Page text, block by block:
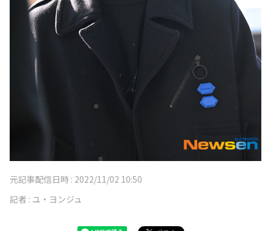
元記事配信日時 : 2022/11/02 10:50
記者 : ユ・ヨンジュ